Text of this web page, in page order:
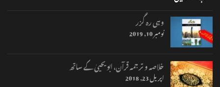
وہی رہ گزر
نومبر 10, 2019
خلاصہ و ترجمہ قرآن، ابو یحییٰ کے ساتھ
اپریل 23, 2018